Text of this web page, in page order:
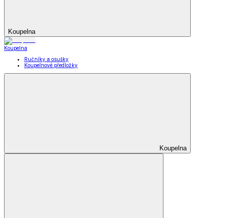
Koupelna
Koupelna
Ručníky a osušky
Koupelnové předložky
Koupelna